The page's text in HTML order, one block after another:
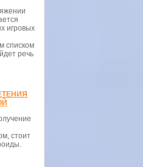
игровых
списком
речь
стоит